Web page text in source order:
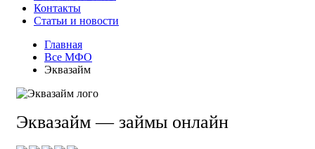
Контакты
Статьи и новости
Главная
Все МФО
Эквазайм
Эквазайм — займы онлайн